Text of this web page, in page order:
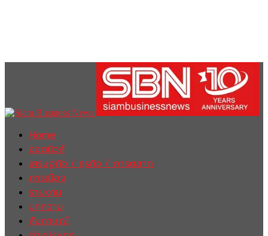
Home
ฮอตนิวส์
เศรษฐกิจ / ธุรกิจ / การตลาด
การเมือง
รายงาน
บทความ
สัมภาษณ์